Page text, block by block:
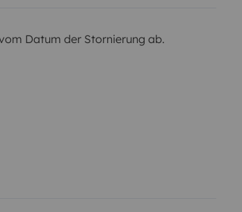
Datum der Stornierung ab.